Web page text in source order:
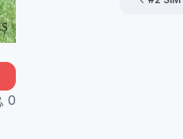
0